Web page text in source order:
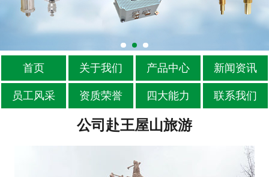
首页 关于我们 产品中心 新闻资讯
员工风采 资质荣誉 四大能力 联系我们
公司赴王屋山旅游